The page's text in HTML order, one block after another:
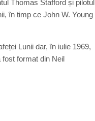
Thomas Stafford și pilotul
în timp ce John W. Young
Lunii dar, în iulie 1969,
format din Neil